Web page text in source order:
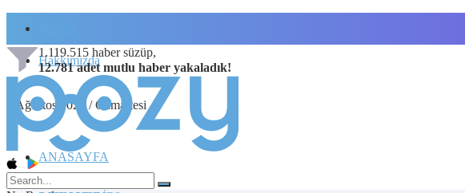
Hakkımızda
8 Ağustos 2026 / Cumartesi
1.119.515 haber süzüp,
12.781 adet mutlu haber yakaladık!
ANASAYFA